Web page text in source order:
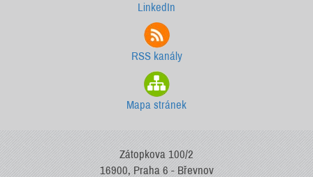
LinkedIn
RSS kanály
Mapa stránek
Zátopkova 100/2
16900, Praha 6 - Břevnov